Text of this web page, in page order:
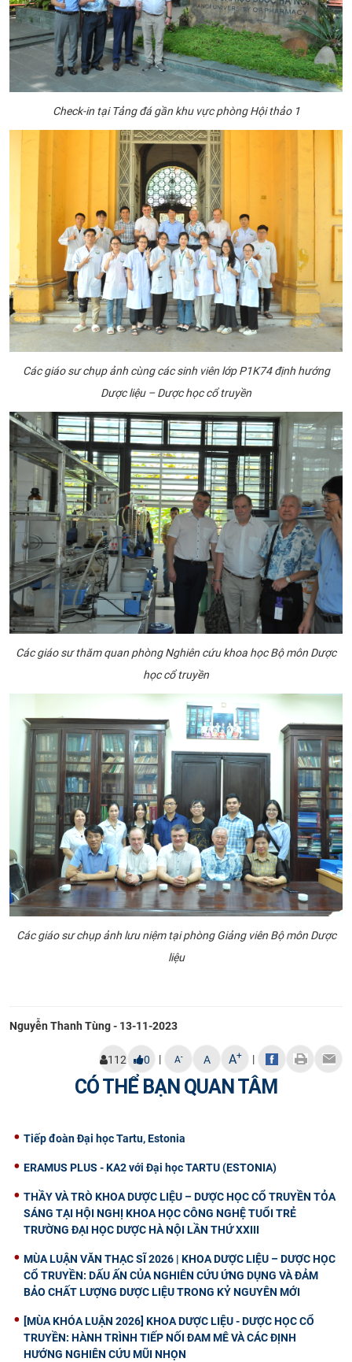
Check-in tại Tảng đá gần khu vực phòng Hội thảo 1
Các giáo sư chụp ảnh cùng các sinh viên lớp P1K74 định hướng
Dược liệu – Dược học cổ truyền
Các giáo sư thăm quan phòng Nghiên cứu khoa học Bộ môn Dược
học cổ truyền
Các giáo sư chụp ảnh lưu niệm tại phòng Giảng viên Bộ môn Dược
liệu
Nguyễn Thanh Tùng - 13-11-2023
112 0 | A- A A+ |
CÓ THỂ BẠN QUAN TÂM
Tiếp đoàn Đại học Tartu, Estonia
ERAMUS PLUS - KA2 với Đại học TARTU (ESTONIA)
THẦY VÀ TRÒ KHOA DƯỢC LIỆU – DƯỢC HỌC CỔ TRUYỀN TỎA
SÁNG TẠI HỘI NGHỊ KHOA HỌC CÔNG NGHỆ TUỔI TRẺ
TRƯỜNG ĐẠI HỌC DƯỢC HÀ NỘI LẦN THỨ XXIII
MÙA LUẬN VĂN THẠC SĨ 2026 | KHOA DƯỢC LIỆU – DƯỢC HỌC
CỔ TRUYỀN: DẤU ẤN CỦA NGHIÊN CỨU ỨNG DỤNG VÀ ĐẢM
BẢO CHẤT LƯỢNG DƯỢC LIỆU TRONG KỶ NGUYÊN MỚI
[MÙA KHÓA LUẬN 2026] KHOA DƯỢC LIỆU - DƯỢC HỌC CỔ
TRUYỀN: HÀNH TRÌNH TIẾP NỐI ĐAM MÊ VÀ CÁC ĐỊNH
HƯỚNG NGHIÊN CỨU MŨI NHỌN